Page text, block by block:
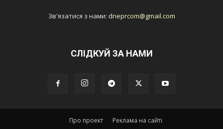
Зв'язатися з нами: dneprcom@gmail.com
СЛІДКУЙ ЗА НАМИ
Про проект Реклама на сайті